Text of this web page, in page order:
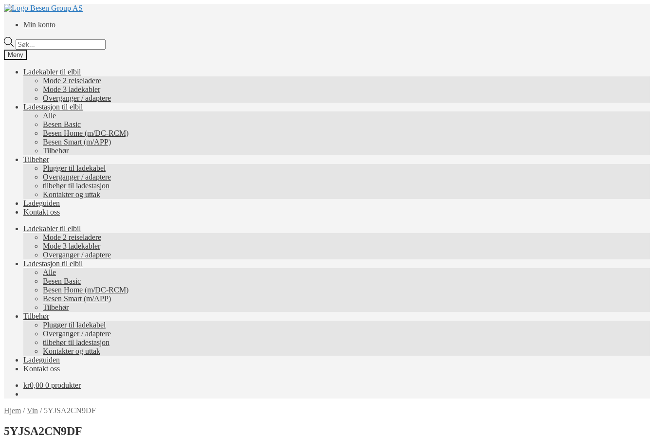
Hopp
navigasjon
Hopp
innholdMin konto
Products
search
Meny
Ladekabler til elbil
Mode 2 reiseladere
Mode 3 ladekabler
Overganger / adaptere
Ladestasjon til elbil
Alle
Besen Basic
Besen Home (m/DC-RCM)
Besen Smart (m/APP)
Tilbehør
Tilbehør
Plugger til ladekabel
Overganger / adaptere
tilbehør til ladestasjon
Kontakter og uttak
Ladeguiden
Kontakt oss
Ladekabler til elbil
Mode 2 reiseladere
Mode 3 ladekabler
Overganger / adaptere
Ladestasjon til elbil
Alle
Besen Basic
Besen Home (m/DC-RCM)
Besen Smart (m/APP)
Tilbehør
Tilbehør
Plugger til ladekabel
Overganger / adaptere
tilbehør til ladestasjon
Kontakter og uttak
Ladeguiden
Kontakt oss
kr0,00 0 produkter
Hjem /Vin / 5YJSA2CN9DF
5YJSA2CN9DF